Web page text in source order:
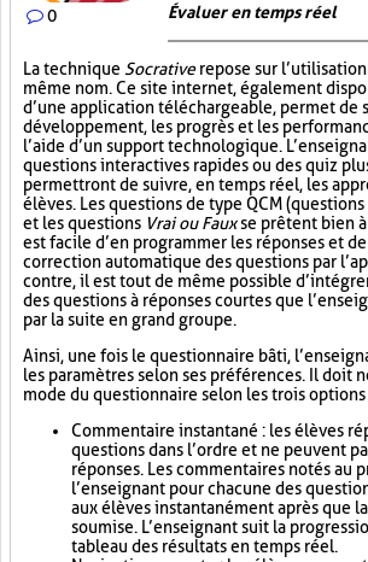
0 Évaluer en temps réel
La technique Socrativerepose sur
même nom. Ce site internet, également
d’une application téléchargeable, permet de
développement, les progrès et les
l’aide d’un support technologique.
questions interactives rapides ou des quiz
permettront de suivre, en temps réel, les
élèves. Les questions de type QCM
et les questions Vrai ou Fauxse prêtent bien
est facile d’en programmer les réponses et
correction automatique des questions par
contre, il est tout de même possible
des questions à réponses courtes que
par la suite en grand groupe.
Ainsi, une fois le questionnaire bâti,
les paramètres selon ses préférences. Il doit
mode du questionnaire selon les trois options
Commentaire instantané : les élèves
questions dans l’ordre et ne peuvent
réponses. Les commentaires notés au
l’enseignant pour chacune des
aux élèves instantanément après que
soumise. L’enseignant suit la
tableau des résultats en temps réel.